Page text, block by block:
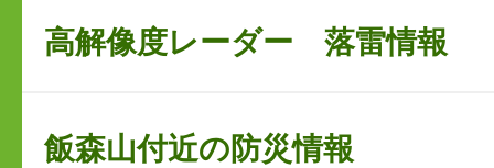
高解像度レーダー 落雷情報
飯森山付近の防災情報